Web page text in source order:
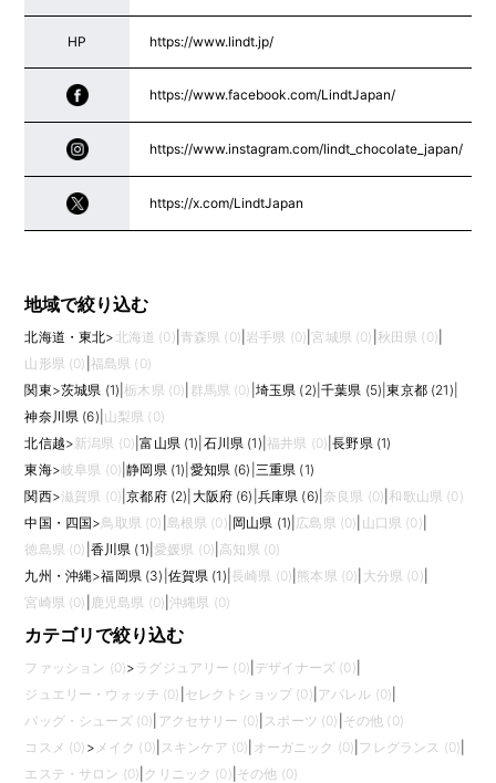
HP https://www.lindt.jp/
https://www.facebook.com/LindtJapan/
https://www.instagram.com/lindt_chocolate_japan/
https://x.com/LindtJapan
地域で絞り込む
北海道・東北> 北海道 (0) 青森県 (0) 岩手県 (0) |宮城県 (0) 秋田県 (0)
山形県 (0) 福島県 (0)
関東>茨城県 (1) |栃木県 (0) 群馬県 (0) 埼玉県 (2) |千葉県 (5) |東京都 (21)
神奈川県 (6) 山梨県 (0)
北信越>新潟県 (0) |富山県 (1) 石川県 (1) 福井県 (0) |長野県 (1)
東海>岐阜県 (0) |静岡県 (1) 愛知県 (6) 三重県 (1)
関西>滋賀県 (0) |京都府 (2) 大阪府 (6) 兵庫県 (6) 奈良県 (0) |和歌山県 (0)
中国・四国>鳥取県 (0) 島根県 (0) 岡山県 (1) 広島県 (0) 山口県 (0)
徳島県 (0) 香川県 (1) 愛媛県 (0) 高知県 (0)
九州・沖縄>福岡県 (3) 佐賀県 (1) 長崎県 (0) 熊本県 (0) 大分県 (0)
宮崎県 (0) 鹿児島県 (0) |沖縄県 (0)
カテゴリで絞り込む
ファッション (0)> ラグジュアリー (0) デザイナーズ (0)
ジュエリー・ウォッチ (0) セレクトショップ (0) アパレル (0)
バッグ・シューズ (0) アクセサリー (0) スポーツ (0) その他 (0)
コスメ (0) > メイク (0) スキンケア (0) オーガニック (0) フレグランス (0)
エステ・サロン (0) クリニック (0) その他 (0)